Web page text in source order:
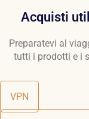
Acquisti
Preparatevi al
tutti i prodotti e i
VPN